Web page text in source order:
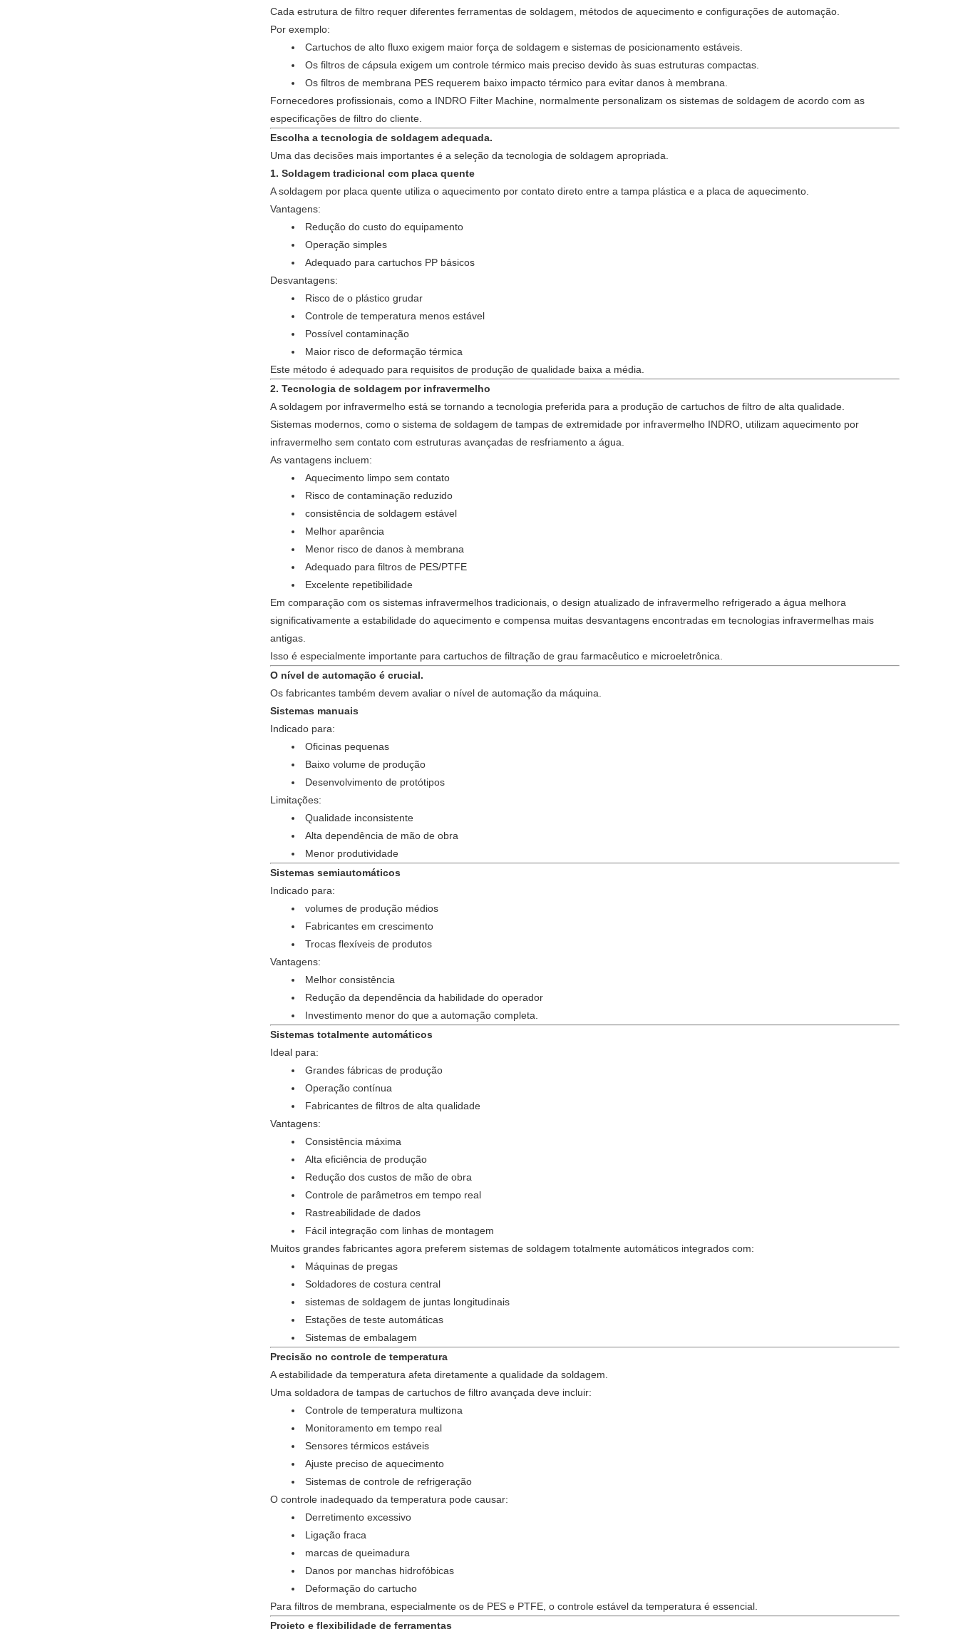
Cada estrutura de filtro requer diferentes ferramentas de soldagem, métodos de aquecimento e configurações de automação.
Por exemplo:
Cartuchos de alto fluxo exigem maior força de soldagem e sistemas de posicionamento estáveis.
Os filtros de cápsula exigem um controle térmico mais preciso devido às suas estruturas compactas.
Os filtros de membrana PES requerem baixo impacto térmico para evitar danos à membrana.
Fornecedores profissionais, como a INDRO Filter Machine, normalmente personalizam os sistemas de soldagem de acordo com as
especificações de filtro do cliente.
Escolha a tecnologia de soldagem adequada.
Uma das decisões mais importantes é a seleção da tecnologia de soldagem apropriada.
1. Soldagem tradicional com placa quente
A soldagem por placa quente utiliza o aquecimento por contato direto entre a tampa plástica e a placa de aquecimento.
Vantagens:
Redução do custo do equipamento
Operação simples
Adequado para cartuchos PP básicos
Desvantagens:
Risco de o plástico grudar
Controle de temperatura menos estável
Possível contaminação
Maior risco de deformação térmica
Este método é adequado para requisitos de produção de qualidade baixa a média.
2. Tecnologia de soldagem por infravermelho
A soldagem por infravermelho está se tornando a tecnologia preferida para a produção de cartuchos de filtro de alta qualidade.
Sistemas modernos, como o sistema de soldagem de tampas de extremidade por infravermelho INDRO, utilizam aquecimento por
infravermelho sem contato com estruturas avançadas de resfriamento a água.
As vantagens incluem:
Aquecimento limpo sem contato
Risco de contaminação reduzido
consistência de soldagem estável
Melhor aparência
Menor risco de danos à membrana
Adequado para filtros de PES/PTFE
Excelente repetibilidade
Em comparação com os sistemas infravermelhos tradicionais, o design atualizado de infravermelho refrigerado a água melhora
significativamente a estabilidade do aquecimento e compensa muitas desvantagens encontradas em tecnologias infravermelhas mais
antigas.
Isso é especialmente importante para cartuchos de filtração de grau farmacêutico e microeletrônica.
O nível de automação é crucial.
Os fabricantes também devem avaliar o nível de automação da máquina.
Sistemas manuais
Indicado para:
Oficinas pequenas
Baixo volume de produção
Desenvolvimento de protótipos
Limitações:
Qualidade inconsistente
Alta dependência de mão de obra
Menor produtividade
Sistemas semiautomáticos
Indicado para:
volumes de produção médios
Fabricantes em crescimento
Trocas flexíveis de produtos
Vantagens:
Melhor consistência
Redução da dependência da habilidade do operador
Investimento menor do que a automação completa.
Sistemas totalmente automáticos
Ideal para:
Grandes fábricas de produção
Operação contínua
Fabricantes de filtros de alta qualidade
Vantagens:
Consistência máxima
Alta eficiência de produção
Redução dos custos de mão de obra
Controle de parâmetros em tempo real
Rastreabilidade de dados
Fácil integração com linhas de montagem
Muitos grandes fabricantes agora preferem sistemas de soldagem totalmente automáticos integrados com:
Máquinas de pregas
Soldadores de costura central
sistemas de soldagem de juntas longitudinais
Estações de teste automáticas
Sistemas de embalagem
Precisão no controle de temperatura
A estabilidade da temperatura afeta diretamente a qualidade da soldagem.
Uma soldadora de tampas de cartuchos de filtro avançada deve incluir:
Controle de temperatura multizona
Monitoramento em tempo real
Sensores térmicos estáveis
Ajuste preciso de aquecimento
Sistemas de controle de refrigeração
O controle inadequado da temperatura pode causar:
Derretimento excessivo
Ligação fraca
marcas de queimadura
Danos por manchas hidrofóbicas
Deformação do cartucho
Para filtros de membrana, especialmente os de PES e PTFE, o controle estável da temperatura é essencial.
Projeto e flexibilidade de ferramentas